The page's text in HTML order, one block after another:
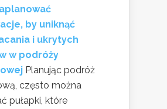
by uniknąć
i ukrytych
w podróży
Planując podróż
często można
pułapki, które